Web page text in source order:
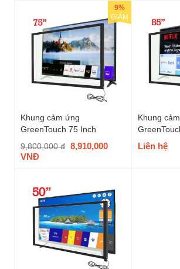
Khung cảm ứng
GreenTouch 75 Inch
9,800,000 đ 8,910,000
VNĐ
9%
GIẢM
Khung
Liên hệ